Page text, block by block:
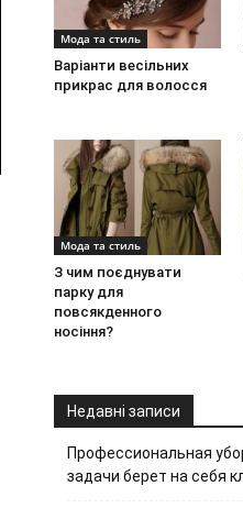
Мода та стиль
Варіанти весільних
прикрас для волосся
Мода та стиль
З чим поєднувати
парку для
повсякденного
носіння?
Недавні записи
Профессиональная
задачи берет на себя